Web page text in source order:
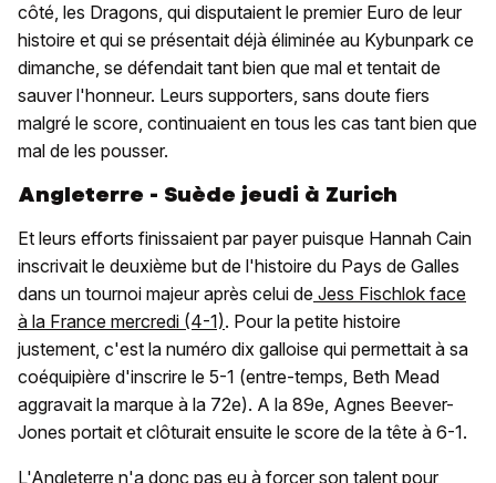
côté, les Dragons, qui disputaient le premier Euro de leur
histoire et qui se présentait déjà éliminée au Kybunpark ce
dimanche, se défendait tant bien que mal et tentait de
sauver l'honneur. Leurs supporters, sans doute fiers
malgré le score, continuaient en tous les cas tant bien que
mal de les pousser.
Angleterre - Suède jeudi à Zurich
Et leurs efforts finissaient par payer puisque Hannah Cain
inscrivait le deuxième but de l'histoire du Pays de Galles
dans un tournoi majeur après celui de Jess Fischlok face
à la France mercredi (4-1). Pour la petite histoire
justement, c'est la numéro dix galloise qui permettait à sa
coéquipière d'inscrire le 5-1 (entre-temps, Beth Mead
aggravait la marque à la 72e). A la 89e, Agnes Beever-
Jones portait et clôturait ensuite le score de la tête à 6-1.
L'Angleterre n'a donc pas eu à forcer son talent pour